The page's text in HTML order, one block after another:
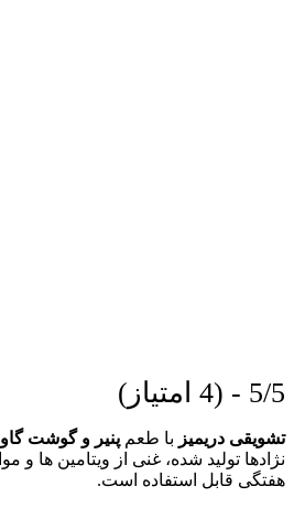
5/5 - (4 امتیاز)
تشویقی دریمیز با طعم پنیر و گوشت گاو
هفتگی قابل استفاده است.